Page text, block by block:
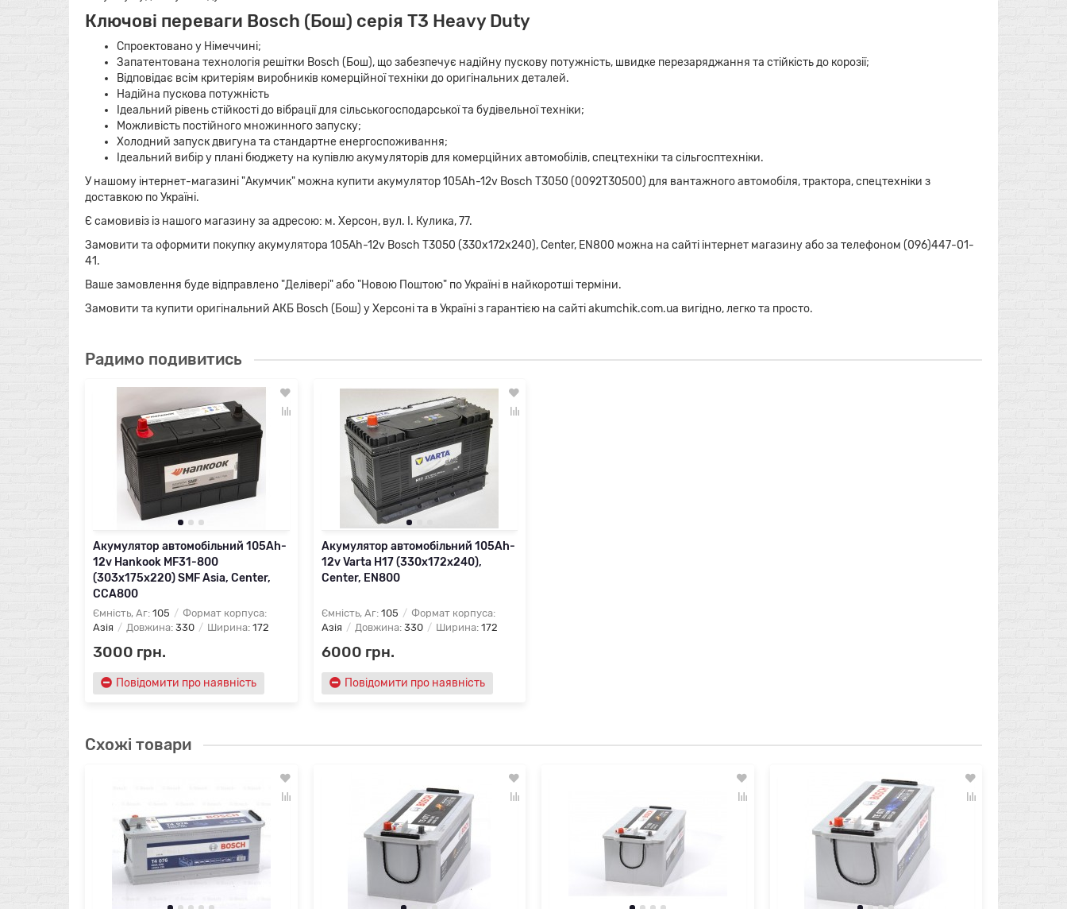
Ключові переваги Bosch (Бош) серія T3 Heavy Duty
Спроектовано у Німеччині;
Запатентована технологія решітки Bosch (Бош), що забезпечує надійну пускову потужність, швидке перезаряджання та стійкість до корозії;
Відповідає всім критеріям виробників комерційної техніки до оригінальних деталей.
Надійна пускова потужність
Ідеальний рівень стійкості до вібрації для сільськогосподарської та будівельної техніки;
Можливість постійного множинного запуску;
Холодний запуск двигуна та стандартне енергоспоживання;
Ідеальний вибір у плані бюджету на купівлю акумуляторів для комерційних автомобілів, спецтехніки та сільгосптехніки.
У нашому інтернет-магазині "Акумчик" можна купити акумулятор 105Ah-12v Bosch T3050 (0092T30500) для вантажного автомобіля, трактора, спецтехніки з
доставкою по Україні.
Є самовивіз із нашого магазину за адресою: м. Херсон, вул. І. Кулика, 77.
Замовити та оформити покупку акумулятора 105Ah-12v Bosch T3050 (330x172x240), Center, EN800 можна на сайті інтернет магазину або за телефоном (096)447-01-
41.
Ваше замовлення буде відправлено "Делівері" або "Новою Поштою" по Україні в найкоротші терміни.
Замовити та купити оригінальний АКБ Bosch (Бош) у Херсоні та в Україні з гарантією на сайті akumchik.com.ua вигідно, легко та просто.
Радимо подивитись
Акумулятор автомобільний 105Ah-
12v Hankook MF31-800
(303х175х220) SMF Asia, Center,
CCA800
Ємність, Аг: 105
Формат корпуса:
Азія
Довжина: 330 Ширина: 172
3000 грн.
Повідомити про наявність
Акумулятор автомобільний 105Ah-
12v Varta H17 (330x172x240),
Center, EN800
Ємність, Аг: 105
Формат корпуса:
Азія
Довжина: 330 Ширина: 172
6000 грн.
Повідомити про наявність
Схожі товари